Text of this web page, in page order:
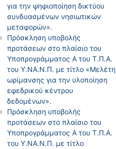
για την ψηφιοποίηση δικτύου
συνδυασμένων νησιωτικών
μεταφορών».
Πρόσκληση υποβολής
προτάσεων στο πλαίσιο του
Υποπρογράμματος Α του Τ.Π.Α.
του Υ.ΝΑ.Ν.Π. με τίτλο «Μελέτη
ωρίμανσης για την υλοποίηση
εφεδρικού κέντρου
δεδομένων».
Πρόσκληση υποβολής
προτάσεων στο πλαίσιο του
Υποπρογράμματος Α του Τ.Π.Α.
του Υ.ΝΑ.Ν.Π. με τίτλο